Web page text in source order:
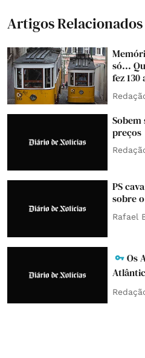
Artigos Relacionados
só...
fez 130
preços
PS
sobre o
Rafael
Os